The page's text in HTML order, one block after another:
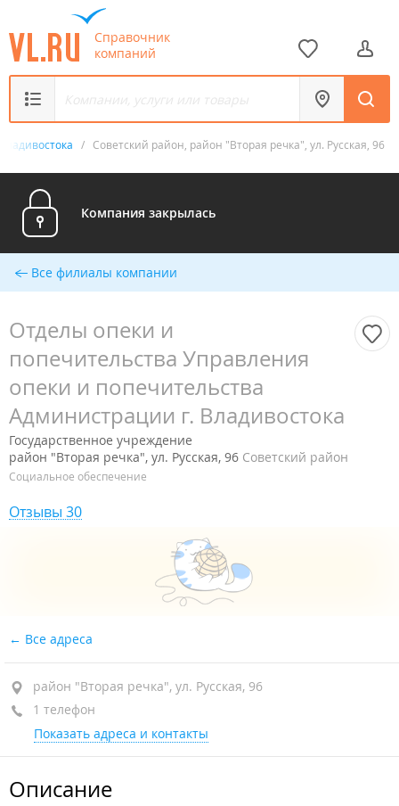
Справочник
компаний
/ Советский район, район "Вторая речка", ул. Русская, 96
Компания закрылась
Все филиалы компании
Отделы опеки и
попечительства Управления
опеки и попечительства
Администрации г. Владивостока
Государственное учреждение
район "Вторая речка", ул. Русская, 96 Советский район
Социальное обеспечение
Отзывы 30
Все адреса
район "Вторая речка", ул. Русская, 96
1 телефон
Показать адреса и контакты
Описание